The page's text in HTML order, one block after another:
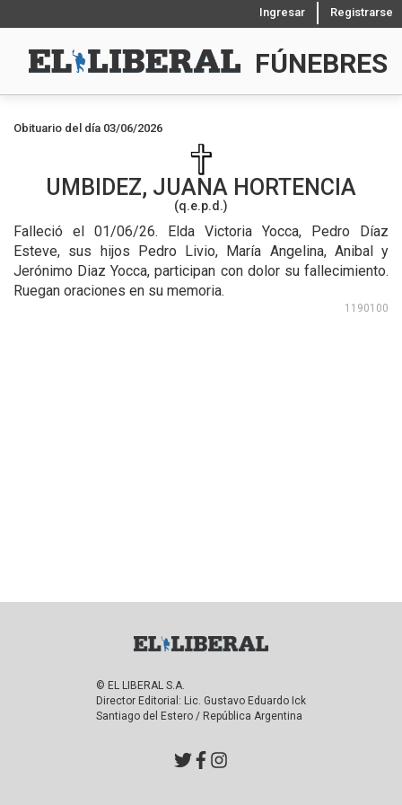
Ingresar Registrarse
FÚNEBRES
Obituario del día 03/06/2026
UMBIDEZ, JUANA HORTENCIA
(q.e.p.d.)
Falleció el 01/06/26. Elda Victoria Yocca, Pedro Díaz
Esteve, sus hijos Pedro Livio, María Angelina, Anibal y
Jerónimo Diaz Yocca, participan con dolor su fallecimiento.
Ruegan oraciones en su memoria.
1190100
© EL LIBERAL S.A.
Director Editorial: Lic. Gustavo Eduardo Ick
Santiago del Estero / República Argentina